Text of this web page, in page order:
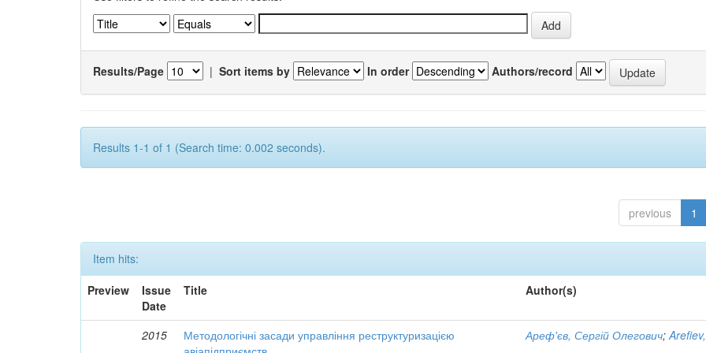
Results/Page | Sort items by In order Authors/record
Results 1-1 of 1 (Search time: 0.002 seconds).
previous 1
Item hits:
Preview
Issue
Date
Title Author(s)
2015
Методологічні засади управління реструктуризацією
Ареф'єв, Сергій Олегович;